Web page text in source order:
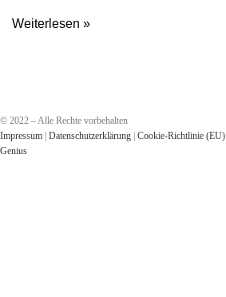
Weiterlesen »
© 2022 – Alle Rechte vorbehalten
Impressum |Datenschutzerklärung |Cookie-Richtlinie (EU)
Genius